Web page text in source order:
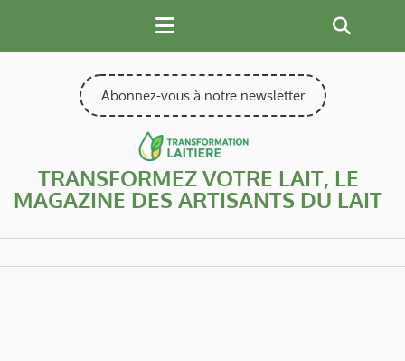
content
Abonnez-vous à notre newsletter
TRANSFORMEZ VOTRE LAIT, LE
MAGAZINE DES ARTISANTS DU LAIT